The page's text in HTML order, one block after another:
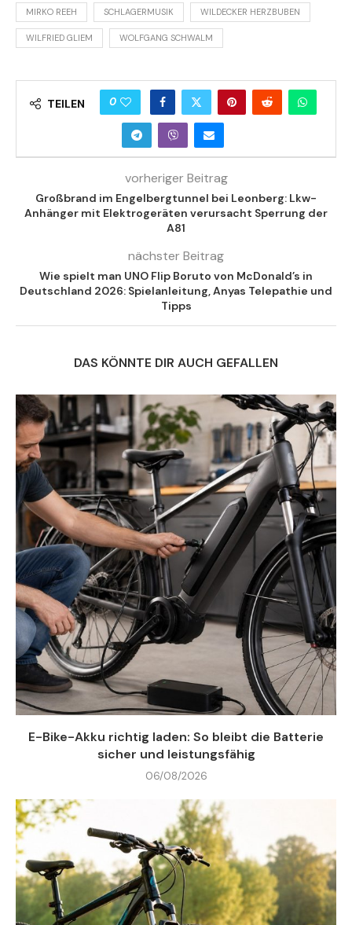
MIRKO REEH SCHLAGERMUSIK WILDECKER HERZBUBEN
WILFRIED GLIEM WOLFGANG SCHWALM
TEILEN 0
vorheriger Beitrag
Großbrand im Engelbergtunnel bei Leonberg: Lkw-
Anhänger mit Elektrogeräten verursacht Sperrung der
A81
nächster Beitrag
Wie spielt man UNO Flip Boruto von McDonald’s in
Deutschland 2026: Spielanleitung, Anyas Telepathie und
Tipps
DAS KÖNNTE DIR AUCH GEFALLEN
E-Bike-Akku richtig laden: So bleibt die Batterie
sicher und leistungsfähig
06/08/2026